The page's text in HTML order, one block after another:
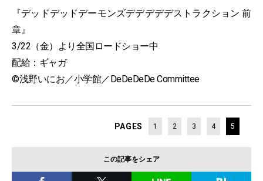
『デッドデッドデーモンズデデデデデストラクション 前
章』
3/22（金）より全国ロードショー中
配給：ギャガ
©浅野いにお／小学館／DeDeDeDe Committee
PAGES 1 2 3 4 5
この記事をシェア